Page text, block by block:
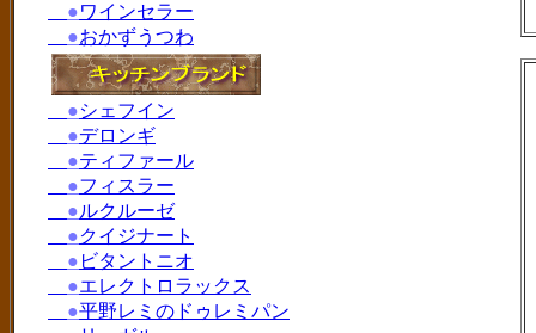
●ワインセラー
●おかずうつわ
●シェフイン
●デロンギ
●ティファール
●フィスラー
●ルクルーゼ
●クイジナート
● ビタントニオ
●エレクトロラックス
●平野レミのドゥレミパン